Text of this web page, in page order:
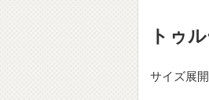
トゥ
サイズ展